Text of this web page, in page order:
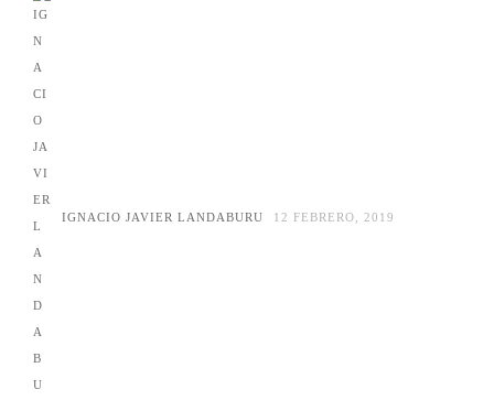
IGNACIO JAVIER LANDABURU 12 FEBRERO, 2019